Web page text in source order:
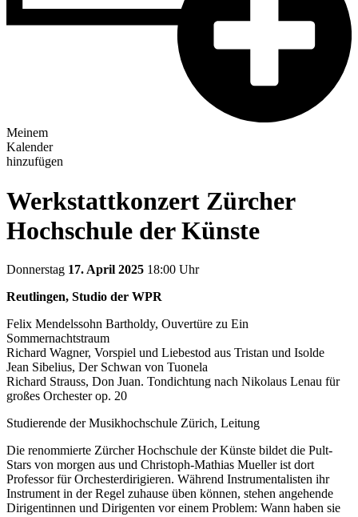
Meinem
Kalender
hinzufügen
Werkstattkonzert Zürcher
Hochschule der Künste
Donnerstag 17. April 2025 18:00 Uhr
Reutlingen, Studio der WPR
Felix Mendelssohn Bartholdy, Ouvertüre zu Ein
Sommernachtstraum
Richard Wagner, Vorspiel und Liebestod aus Tristan und Isolde
Jean Sibelius, Der Schwan von Tuonela
Richard Strauss, Don Juan. Tondichtung nach Nikolaus Lenau für
großes Orchester op. 20
Studierende der Musikhochschule Zürich, Leitung
Die renommierte Zürcher Hochschule der Künste bildet die Pult-
Stars von morgen aus und Christoph-Mathias Mueller ist dort
Professor für Orchesterdirigieren. Während Instrumentalisten ihr
Instrument in der Regel zuhause üben können, stehen angehende
Dirigentinnen und Dirigenten vor einem Problem: Wann haben sie